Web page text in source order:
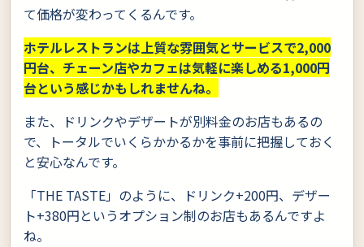
て価格が変わってくるんです。
ホテルレストランは上質な雰囲気とサービスで2,000
円台、チェーン店やカフェは気軽に楽しめる1,000円
台という感じかもしれませんね。
また、ドリンクやデザートが別料金のお店もあるの
で、トータルでいくらかかるかを事前に把握しておく
と安心なんです。
「THE TASTE」のように、ドリンク+200円、デザー
ト+380円というオプション制のお店もあるんですよ
ね。